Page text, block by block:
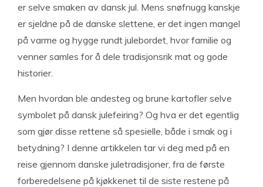
er selve smaken av dansk jul. Mens snøfnugg kanskje
er sjeldne på de danske slettene, er det ingen mangel
på varme og hygge rundt julebordet, hvor familie og
venner samles for å dele tradisjonsrik mat og gode
historier.
Men hvordan ble andesteg og brune kartofler selve
symbolet på dansk julefeiring? Og hva er det egentlig
som gjør disse rettene så spesielle, både i smak og i
betydning? I denne artikkelen tar vi deg med på en
reise gjennom danske juletradisjoner, fra de første
forberedelsene på kjøkkenet til de siste restene på